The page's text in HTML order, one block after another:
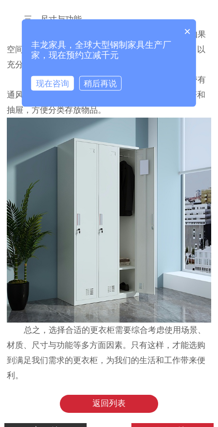
三、尺寸与功能
在选择更衣柜时，要根据实际需要确定尺寸。如果
空间有限，就应选择尺寸较小但布局合理的更衣柜，以
充分利用空间。
此外，更衣柜的功能也不容忽视。有些更衣柜带有
通风口，有助于保持内部干燥；有些则配备了挂衣杆和
抽屉，方便分类存放物品。
总之，选择合适的更衣柜需要综合考虑使用场景、
材质、尺寸与功能等多方面因素。只有这样，才能选购
到满足我们需求的更衣柜，为我们的生活和工作带来便
利。
返回列表
×
丰龙家具，全球大型钢制家具生产厂
家，现在预约立减千元
现在咨询 稍后再说